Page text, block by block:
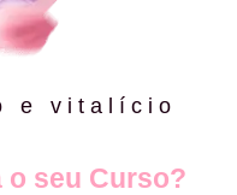
e vitalício
o seu Curso?